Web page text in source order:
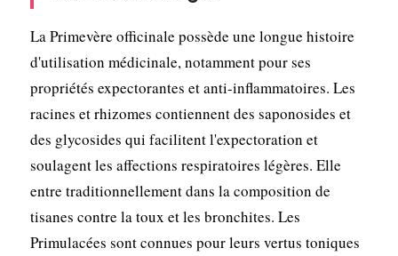
La Primevère officinale possède une longue histoire
d'utilisation médicinale, notamment pour ses
propriétés expectorantes et anti-inflammatoires. Les
racines et rhizomes contiennent des saponosides et
des glycosides qui facilitent l'expectoration et
soulagent les affections respiratoires légères. Elle
entre traditionnellement dans la composition de
tisanes contre la toux et les bronchites. Les
Primulacées sont connues pour leurs vertus toniques